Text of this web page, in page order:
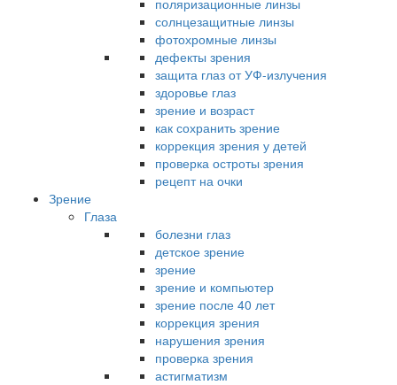
поляризационные линзы
солнцезащитные линзы
фотохромные линзы
дефекты зрения
защита глаз от УФ-излучения
здоровье глаз
зрение и возраст
как сохранить зрение
коррекция зрения у детей
проверка остроты зрения
рецепт на очки
Зрение
Глаза
болезни глаз
детское зрение
зрение
зрение и компьютер
зрение после 40 лет
коррекция зрения
нарушения зрения
проверка зрения
астигматизм